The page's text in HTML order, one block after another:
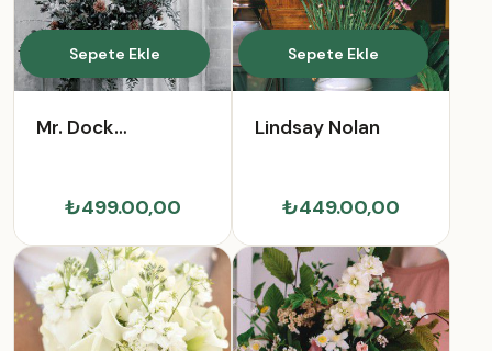
Sepete Ekle
Mr. Dock
₺499.00,00
Sepete Ekle
Lindsay Nolan
₺449.00,00